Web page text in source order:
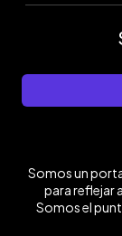
Somos un
para reflejar
Somos el